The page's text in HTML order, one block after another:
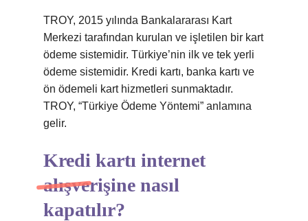
TROY, 2015 yılında Bankalararası Kart
Merkezi tarafından kurulan ve işletilen bir kart
ödeme sistemidir. Türkiye’nin ilk ve tek yerli
ödeme sistemidir. Kredi kartı, banka kartı ve
ön ödemeli kart hizmetleri sunmaktadır.
TROY, “Türkiye Ödeme Yöntemi” anlamına
gelir.
Kredi kartı internet
alışverişine nasıl
kapatılır?